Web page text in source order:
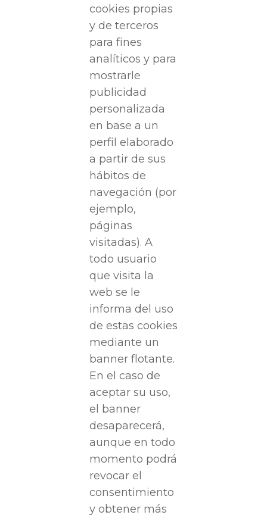
cookies propias
y de terceros
para fines
analíticos y para
mostrarle
publicidad
personalizada
en base a un
perfil elaborado
a partir de sus
hábitos de
navegación (por
ejemplo,
páginas
visitadas). A
todo usuario
que visita la
web se le
informa del uso
de estas cookies
mediante un
banner flotante.
En el caso de
aceptar su uso,
el banner
desaparecerá,
aunque en todo
momento podrá
revocar el
consentimiento
y obtener más